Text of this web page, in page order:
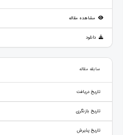
مشاهده مقاله
دانلود
سابقه مقاله
تاریخ دریافت
تاریخ بازنگری
تاریخ پذیرش